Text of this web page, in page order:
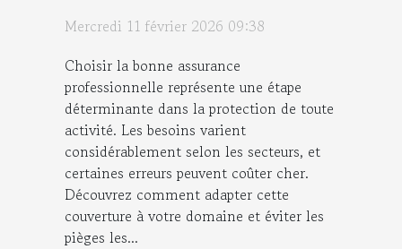
d'activité ?
Mercredi 11 février 2026 09:38
Choisir la bonne assurance
professionnelle représente une étape
déterminante dans la protection de toute
activité. Les besoins varient
considérablement selon les secteurs, et
certaines erreurs peuvent coûter cher.
Découvrez comment adapter cette
couverture à votre domaine et éviter les
pièges les...